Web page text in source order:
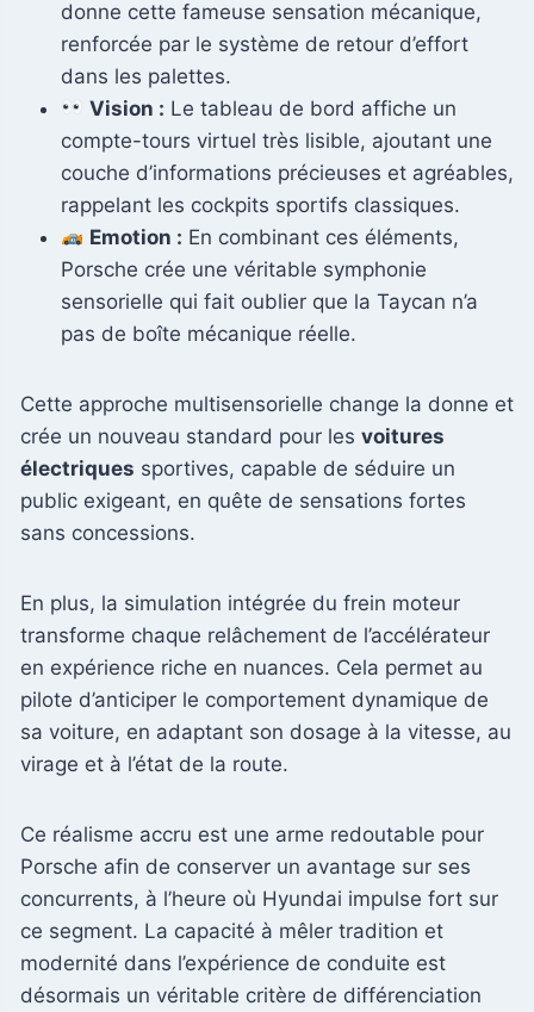
donne cette fameuse sensation mécanique,
renforcée par le système de retour d’effort
dans les palettes.
Vision : Le tableau de bord affiche un
compte-tours virtuel très lisible, ajoutant une
couche d’informations précieuses et agréables,
rappelant les cockpits sportifs classiques.
Emotion : En combinant ces éléments,
Porsche crée une véritable symphonie
sensorielle qui fait oublier que la Taycan n’a
pas de boîte mécanique réelle.
Cette approche multisensorielle change la donne et
crée un nouveau standard pour les voitures
électriques sportives, capable de séduire un
public exigeant, en quête de sensations fortes
sans concessions.
En plus, la simulation intégrée du frein moteur
transforme chaque relâchement de l’accélérateur
en expérience riche en nuances. Cela permet au
pilote d’anticiper le comportement dynamique de
sa voiture, en adaptant son dosage à la vitesse, au
virage et à l’état de la route.
Ce réalisme accru est une arme redoutable pour
Porsche afin de conserver un avantage sur ses
concurrents, à l’heure où Hyundai impulse fort sur
ce segment. La capacité à mêler tradition et
modernité dans l’expérience de conduite est
désormais un véritable critère de différenciation